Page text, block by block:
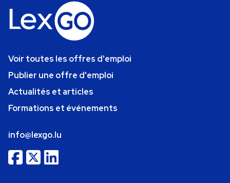
Voir toutes les offres d'emploi
Publier une offre d'emploi
Actualités et articles
Formations et événements
info@lexgo.lu